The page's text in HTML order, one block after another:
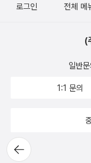
뒤로가
기
로그인 전체 메
(
일반
1:1 문의